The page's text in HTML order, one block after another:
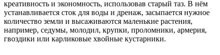
креативность и экономность, использовав старый таз. В нём
устанавливается сток для воды и дренаж, засыпается нужное
количество земли и высаживаются маленькие растения,
например, седумы, молодил, крупки, проломники, армерия,
гвоздики или карликовые хвойные кустарники.